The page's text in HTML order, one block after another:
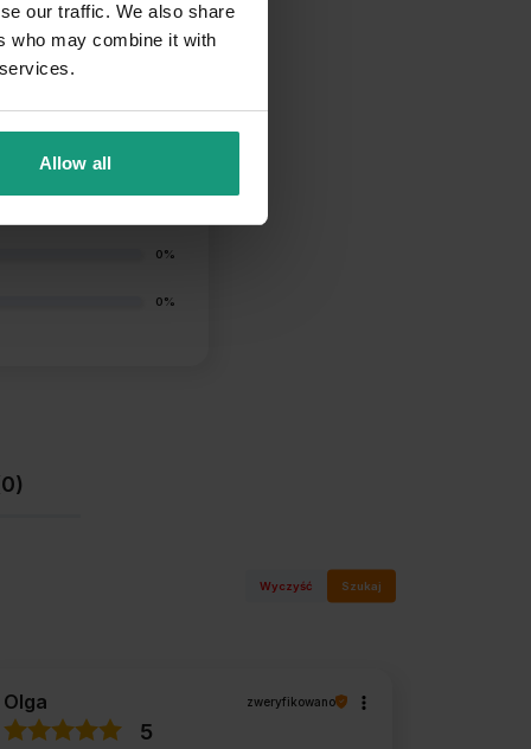
our traffic. We also share
who may combine it with
Allow all
97%
0%
0%
Wyczyść Szukaj
Olga zweryfikowano
5